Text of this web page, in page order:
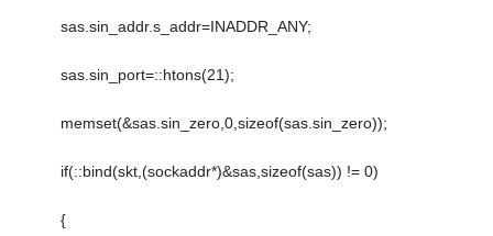
sas.sin_addr.s_addr=INADDR_ANY;
sas.sin_port=::htons(21);
memset(&sas.sin_zero,0,sizeof(sas.sin_zero));
if(::bind(skt,(sockaddr*)&sas,sizeof(sas)) != 0)
{